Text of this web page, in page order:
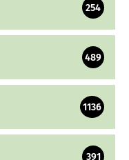
254
489
1136
391